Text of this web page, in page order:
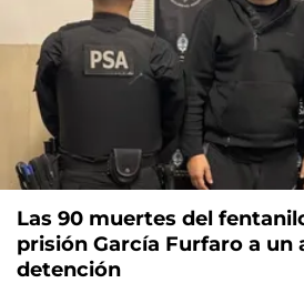
Las 90 muertes del
prisión García Furfaro a un
detención